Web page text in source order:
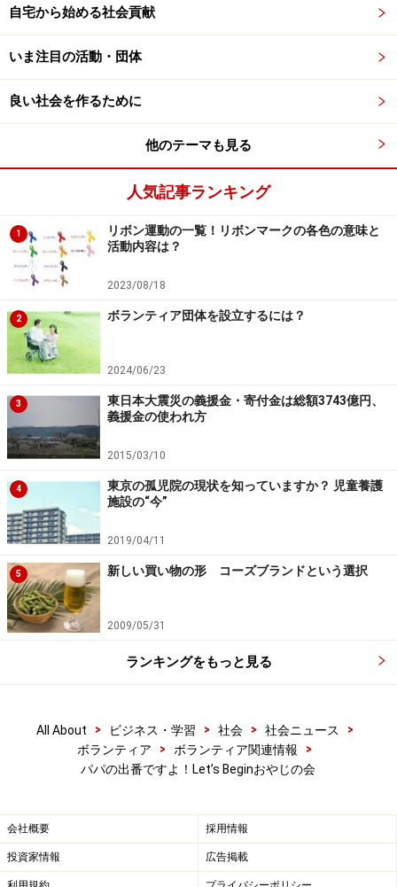
自宅から始める社会貢献
いま注目の活動・団体
良い社会を作るために
他のテーマも見る
人気記事ランキング
1
リボン運動の一覧！リボンマークの各色の意味と
活動内容は？
2023/08/18
2 ボランティア団体を設立するには？
2024/06/23
3
東日本大震災の義援金・寄付金は総額3743億円、
義援金の使われ方
2015/03/10
4
東京の孤児院の現状を知っていますか？ 児童養護
施設の“今”
2019/04/11
5 新しい買い物の形 コーズブランドという選択
2009/05/31
ランキングをもっと見る
All About > ビジネス・学習 > 社会 > 社会ニュース
>
ボランティア
> ボランティア関連情報
>
パパの出番ですよ！Let’s Beginおやじの会
会社概要 採用情報
投資家情報 広告掲載